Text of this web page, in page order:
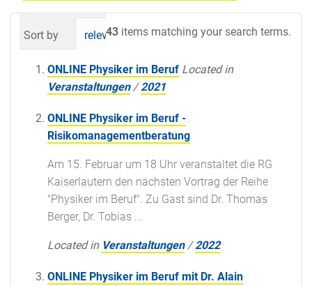
43 items matching your search terms.
Sort by relevance date (newest first)
ONLINE Physiker im Beruf Located in
Veranstaltungen /2021
ONLINE Physiker im Beruf -
Risikomanagementberatung
Am 15. Februar um 18 Uhr veranstaltet die RG
Kaiserlautern den nächsten Vortrag der Reihe
"Physiker im Beruf". Zu Gast sind Dr. Thomas
Berger, Dr. Tobias ...
Located in Veranstaltungen /2022
ONLINE Physiker im Beruf mit Dr. Alain